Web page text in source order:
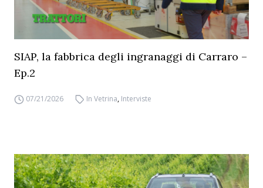
SIAP, la fabbrica degli ingranaggi di Carraro –
Ep.2
07/21/2026 In Vetrina, Interviste